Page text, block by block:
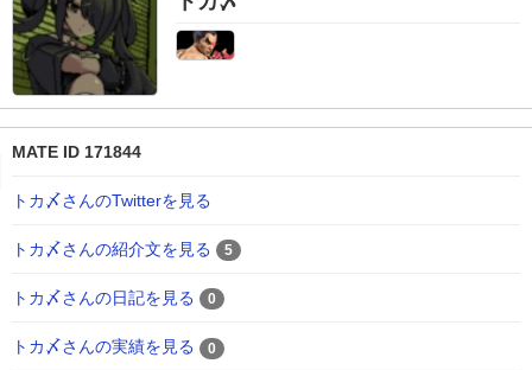
MATE ID 171844
トカ〆さんのTwitterを見る
トカ〆さんの紹介文を見る 5
トカ〆さんの日記を見る 0
トカ〆さんの実績を見る 0